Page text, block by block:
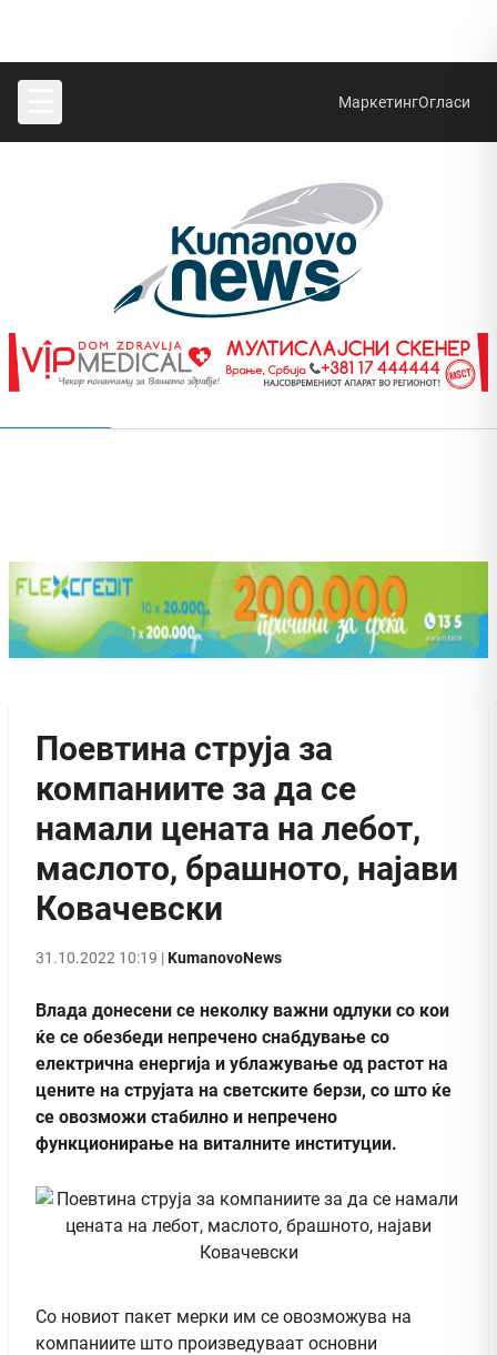
МаркетингОгласи
Поевтина струја за
компаниите за да се
намали цената на лебот,
маслото, брашното, најави
Ковачевски
31.10.2022 10:19 |KumanovoNews
Влада донесени се неколку важни одлуки со кои
ќе се обезбеди непречено снабдување со
електрична енергија и ублажување од растот на
цените на струјата на светските берзи, со што ќе
се овозможи стабилно и непречено
функционирање на виталните институции.
Со новиот пакет мерки им се овозможува на
компаниите што произведуваат основни